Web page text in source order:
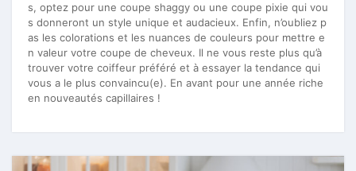
s, optez pour une coupe shaggy ou une coupe pixie qui vou
s donneront un style unique et audacieux. Enfin, n’oubliez p
as les colorations et les nuances de couleurs pour mettre e
n valeur votre coupe de cheveux. Il ne vous reste plus qu’à
trouver votre coiffeur préféré et à essayer la tendance qui
vous a le plus convaincu(e). En avant pour une année riche
en nouveautés capillaires !